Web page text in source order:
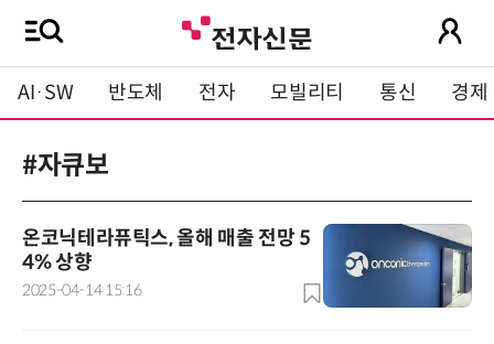
AI·SW 반도체 전자 모빌리티 통신 경제
#자큐보
온코닉테라퓨틱스, 올해 매출 전망 5
4% 상향
2025-04-14 15:16